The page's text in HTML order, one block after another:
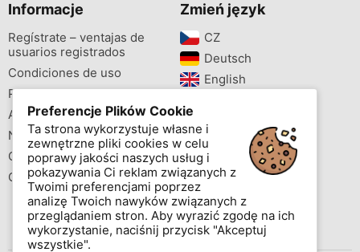
Informacje
Regístrate – ventajas de
usuarios registrados
Condiciones de uso
Protección de datos
Aviso Legal
Newsletter
Cites species seaech
Colores de las anillas
Zmień język
CZ‎
Deutsch‎
English‎
FR‎
IT‎
NL‎
PL‎
PT‎
Preferencje Plików Cookie
Ta strona wykorzystuje własne i
zewnętrzne pliki cookies w celu
poprawy jakości naszych usług i
pokazywania Ci reklam związanych z
Twoimi preferencjami poprzez
analizę Twoich nawyków związanych z
przeglądaniem stron. Aby wyrazić zgodę na ich
wykorzystanie, naciśnij przycisk "Akceptuj
wszystkie".